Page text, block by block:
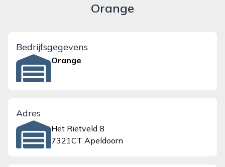
Orange
Bedrijfsgegevens
Orange
Adres
Het Rietveld 8
7321CT Apeldoorn